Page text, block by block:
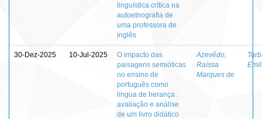
linguística crítica na
autoetnografia de
uma professora de
inglês
30-Dez-2025 10-Jul-2025
O impacto das
paisagens semióticas
no ensino de
português como
língua de herança :
avaliação e análise
de um livro didático
Azevêdo,
Raíssa
Marques de